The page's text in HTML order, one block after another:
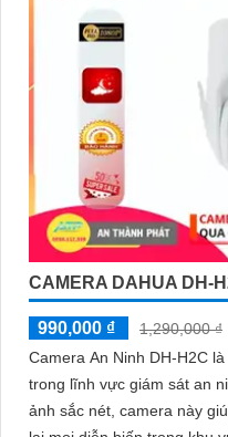
CAMERA DAHUA DH-
990,000 ₫
1,290,000 ₫
Camera An Ninh DH-H2C
trong lĩnh vực giám sát an ninh. Với độ phân giải cao
ảnh sắc nét, camera này